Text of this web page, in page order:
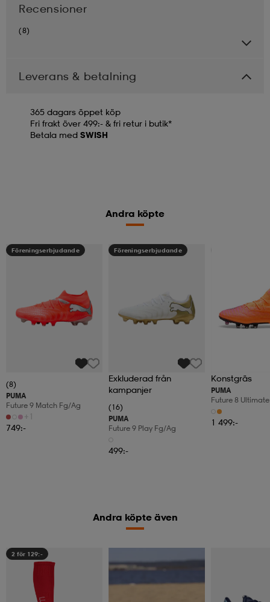
Recensioner
(8)
Leverans & betalning
365 dagars öppet köp
Fri frakt över 499:- & fri retur i butik*
Betala med SWISH
Andra köpte
Föreningserbjudande
(8)
PUMA
Future 9 Match Fg/ag
+1
749:-
Föreningserbjudande
Exkluderad från
kampanjer
(16)
PUMA
Future 9 Play Fg/ag
499:-
Konstgräs
PUMA
Future 8
1 499:-
Andra köpte även
2 för 129:-